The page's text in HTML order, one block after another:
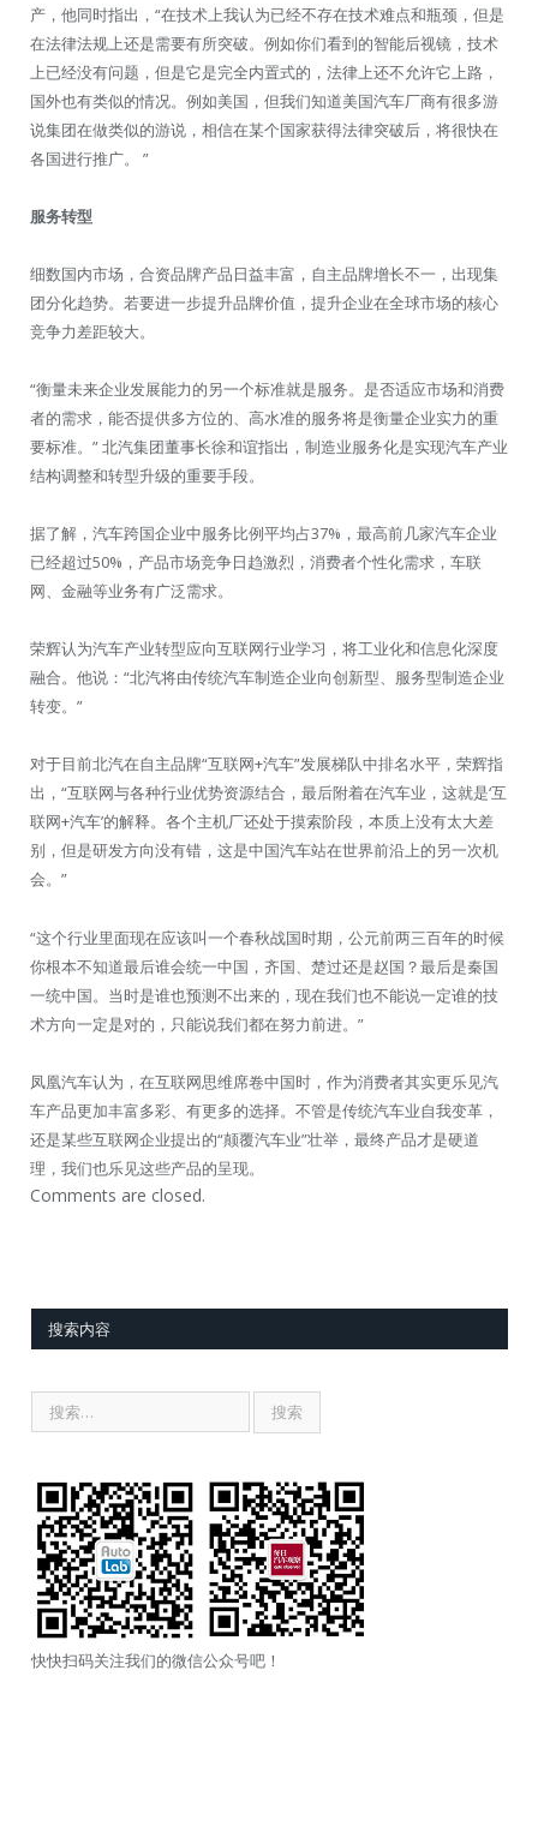
产，他同时指出，“在技术上我认为已经不存在技术难点和瓶颈，但是
在法律法规上还是需要有所突破。例如你们看到的智能后视镜，技术
上已经没有问题，但是它是完全内置式的，法律上还不允许它上路，
国外也有类似的情况。例如美国，但我们知道美国汽车厂商有很多游
说集团在做类似的游说，相信在某个国家获得法律突破后，将很快在
各国进行推广。 ”
服务转型
细数国内市场，合资品牌产品日益丰富，自主品牌增长不一，出现集
团分化趋势。若要进一步提升品牌价值，提升企业在全球市场的核心
竞争力差距较大。
“衡量未来企业发展能力的另一个标准就是服务。是否适应市场和消费
者的需求，能否提供多方位的、高水准的服务将是衡量企业实力的重
要标准。” 北汽集团董事长徐和谊指出，制造业服务化是实现汽车产业
结构调整和转型升级的重要手段。
据了解，汽车跨国企业中服务比例平均占37%，最高前几家汽车企业
已经超过50%，产品市场竞争日趋激烈，消费者个性化需求，车联
网、金融等业务有广泛需求。
荣辉认为汽车产业转型应向互联网行业学习，将工业化和信息化深度
融合。他说：“北汽将由传统汽车制造企业向创新型、服务型制造企业
转变。”
对于目前北汽在自主品牌“互联网+汽车”发展梯队中排名水平，荣辉指
出，“互联网与各种行业优势资源结合，最后附着在汽车业，这就是‘互
联网+汽车’的解释。各个主机厂还处于摸索阶段，本质上没有太大差
别，但是研发方向没有错，这是中国汽车站在世界前沿上的另一次机
会。”
“这个行业里面现在应该叫一个春秋战国时期，公元前两三百年的时候
你根本不知道最后谁会统一中国，齐国、楚过还是赵国？最后是秦国
一统中国。当时是谁也预测不出来的，现在我们也不能说一定谁的技
术方向一定是对的，只能说我们都在努力前进。”
凤凰汽车认为，在互联网思维席卷中国时，作为消费者其实更乐见汽
车产品更加丰富多彩、有更多的选择。不管是传统汽车业自我变革，
还是某些互联网企业提出的“颠覆汽车业”壮举，最终产品才是硬道
理，我们也乐见这些产品的呈现。
Comments are closed.
搜索内容
快快扫码关注我们的微信公众号吧！